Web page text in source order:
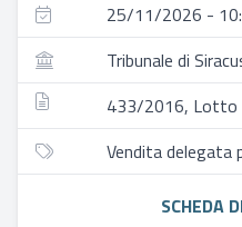
25/11/2026 -
Tribunale di
433/2016, Lotto
Vendita
SCHEDA